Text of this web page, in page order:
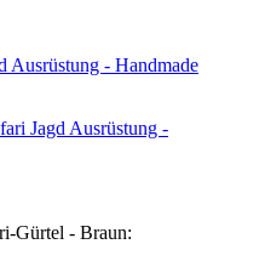
Jagd Ausrüstung -
Gürtel - Braun: